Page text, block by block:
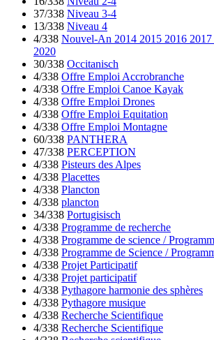
37/338 Niveau 3-4
13/338 Niveau 4
4/338 Nouvel-An 2014 2015 2016
2020
30/338 Occitanisch
4/338 Offre Emploi Accrobranche
4/338 Offre Emploi Canoe Kayak
4/338 Offre Emploi Drones
4/338 Offre Emploi Equitation
4/338 Offre Emploi Montagne
60/338 PANTHERA
47/338 PERCEPTION
4/338 Pisteurs des Alpes
4/338 Placettes
4/338 Plancton
4/338 plancton
34/338 Portugisisch
4/338 Programme de recherche
4/338 Programme de science /
4/338 Programme de Science /
4/338 Projet Participatif
4/338 Projet participatif
4/338 Pythagore harmonie des sphères
4/338 Pythagore musique
4/338 Recherche Scientifique
4/338 Recherche Scientifique